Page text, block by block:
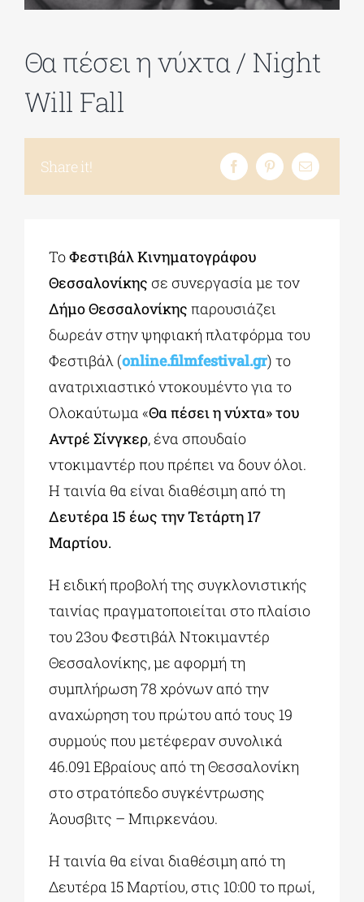
ΕΚΠΑΙΔΕΥΤΙΚΑ ΙΔΡΥΜΑΤΑ
ΕΚΔΗΛΩΣΕΙΣ
Θα πέσει η νύχτα / Night
Will Fall
Share it!
ΤοΦεστιβάλ Κινηματογράφου
Θεσσαλονίκης σε συνεργασία με τον
Δήμο Θεσσαλονίκης παρουσιάζει
δωρεάν στην ψηφιακή πλατφόρμα του
Φεστιβάλ (online.filmfestival.gr) το
ανατριχιαστικό ντοκουμέντο για το
Ολοκαύτωμα «Θα πέσει η νύχτα» του
Αντρέ Σίνγκερ, ένα σπουδαίο
ντοκιμαντέρ που πρέπει να δουν όλοι.
Η ταινία θα είναι διαθέσιμη από τη
Δευτέρα 15 έως την Τετάρτη 17
Μαρτίου.
Η ειδική προβολή της συγκλονιστικής
ταινίας πραγματοποιείται στο πλαίσιο
του 23ου Φεστιβάλ Ντοκιμαντέρ
Θεσσαλονίκης, με αφορμή τη
συμπλήρωση 78 χρόνων από την
αναχώρηση του πρώτου από τους 19
συρμούς που μετέφεραν συνολικά
46.091 Εβραίους από τη Θεσσαλονίκη
στο στρατόπεδο συγκέντρωσης
Άουσβιτς – Μπιρκενάου.
Η ταινία θα είναι διαθέσιμη από τη
Δευτέρα 15 Μαρτίου, στις 10:00 το πρωί,